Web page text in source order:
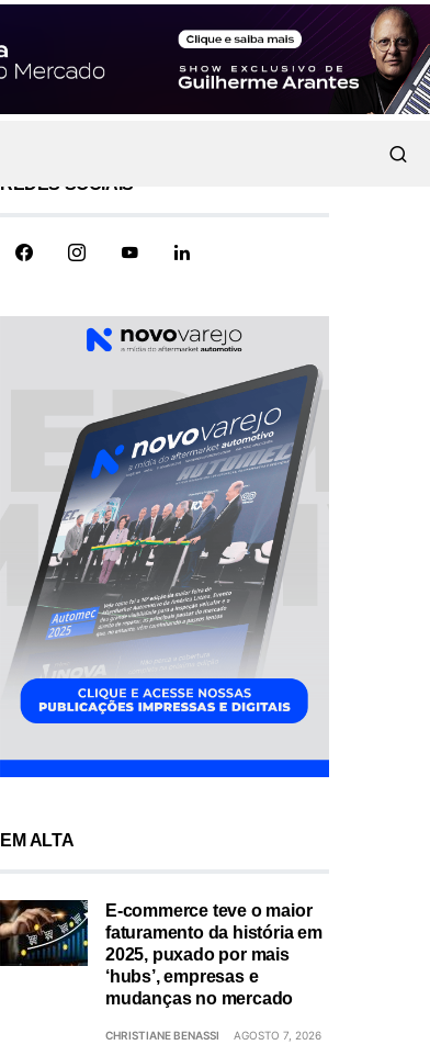
REDES SOCIAIS
EM ALTA
E-commerce teve o maior
faturamento da história em
2025, puxado por mais
‘hubs’, empresas e
mudanças no mercado
CHRISTIANE BENASSI AGOSTO 7, 2026